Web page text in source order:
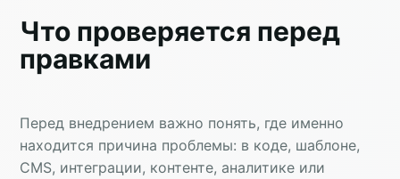
Что проверяется перед
правками
Перед внедрением важно понять, где именно
находится причина проблемы: в коде, шаблоне,
CMS, интеграции, контенте, аналитике или